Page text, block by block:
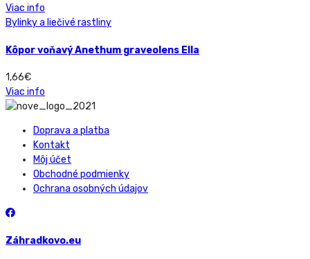
Viac info
Bylinky a liečivé rastliny
Kôpor voňavý Anethum graveolens Ella
1,66€
Viac info
Doprava a platba
Kontakt
Môj účet
Obchodné podmienky
Ochrana osobných údajov
Záhradkovo.eu